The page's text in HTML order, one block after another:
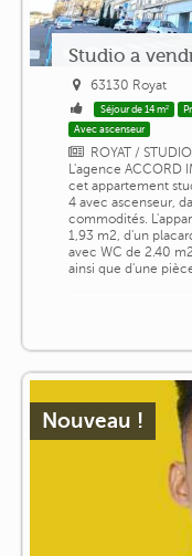
Studio a
63130 Royat
Séjour de 14 m²
Avec ascenseur
ROYAT /
L'agence ACCORD
cet appartement
4 avec ascenseur,
commodités.
1,93 m2, d'un
avec WC de 2.40
ainsi que d'une
Nouveau !